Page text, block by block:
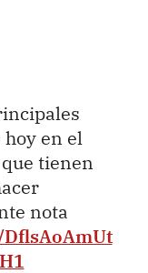
en el
tienen
nota